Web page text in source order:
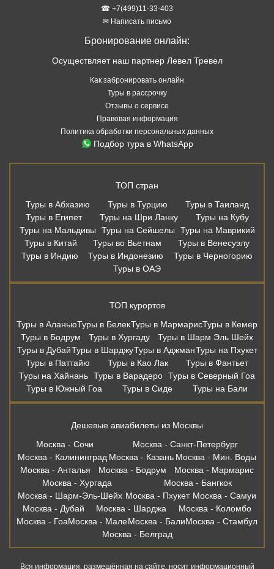
☎ +7(499)11-33-403
✉ Написать письмо
Бронирование онлайн:
Осуществляет наш партнер Левел Тревел
Как забронировать онлайн
Туры в рассрочку
Отзывы о сервисе
Правовая информация
Политика обработки персональных данных
Подбор тура в WhatsApp
ТОП стран
Туры в Абхазию
Туры в Турцию
Туры в Таиланд
Туры в Египет
Туры на Шри Ланку
Туры на Кубу
Туры на Мальдивы
Туры на Сейшелы
Туры на Маврикий
Туры в Китай
Туры во Вьетнам
Туры в Венесуэлу
Туры в Индию
Туры в Индонезию
Туры в Черногорию
Туры в ОАЭ
ТОП курортов
Туры в АланьюТуры в БелекТуры в МармарисТуры в Кемер
Туры в Бодрум
Туры в Хургаду
Туры в Шарм Эль Шейх
Туры в ДубайТуры в ШарджуТуры в АджманТуры на Пхукет
Туры в Паттайю
Туры в Као Лак
Туры в Фантьет
Туры на Хайнань Туры в Варадеро Туры в Северный Гоа
Туры в Южный Гоа
Туры в Сиде Туры на Бали
Дешевые авиабилеты из Москвы
Москва - Сочи
Москва - Санкт-Петербург
Москва - Калининград Москва - Казань Москва - Мин. Воды
Москва - Анталья
Москва - Бодрум
Москва - Мармарис
Москва - Хургада
Москва - Бангкок
Москва - Шарм-Эль-Шейх Москва - Пхукет Москва - Самуи
Москва - Дубай
Москва - Шарджа
Москва - Коломбо
Москва - ГоаМосква - МалеМосква - БалиМосква - Стамбул
Москва - Белград
Вся информация, размещённая на сайте, носит информационный